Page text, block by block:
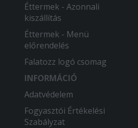
Éttermek - Azonnali
kiszállítás
Éttermek - Menü
előrendelés
Falatozz logó csomag
INFORMÁCIÓ
Adatvédelem
Fogyasztói Értékelési
Szabályzat